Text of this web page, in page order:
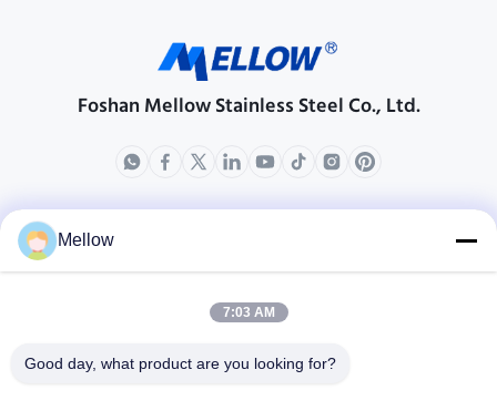
Foshan Mellow Stainless Steel Co., Ltd.
produkty
Profil przedsiębiorstwa
Wycieczka po fabryce
Sprawy
Mellow
7:03 AM
Good day, what product are you looking for?